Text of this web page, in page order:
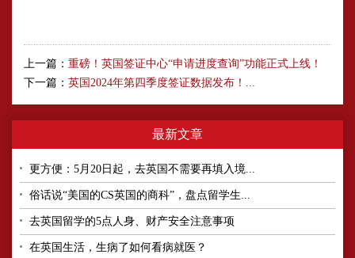
上一篇： 重磅！英国签证中心“申请进度查询”功能正式上线！
下一篇： 英国2024年第四季度签证数据发布！...
最新文章
更方便：5月20日起，去英国不需要再填入境...
俗话说“美国的CS英国的商科”，盘点留学生...
去英国留学的5点人身、财产安全注意事项
在英国生活，生病了如何看病就医？